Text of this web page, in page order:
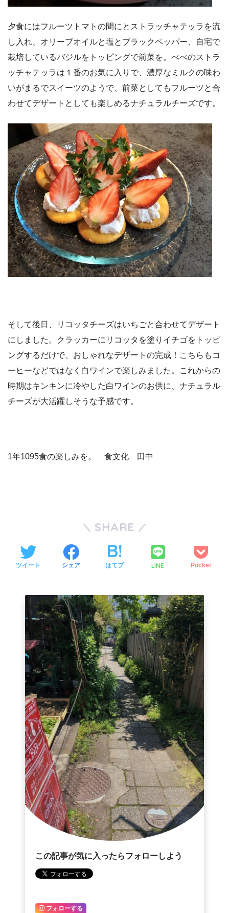
夕食にはフルーツトマトの間にとストラッチャテッラを流
し入れ、オリーブオイルと塩とブラックペッパー、自宅で
栽培しているバジルをトッピングで前菜を。べべのストラ
ッチャテッラは１番のお気に入りで、濃厚なミルクの味わ
いがまるでスイーツのようで、前菜としてもフルーツと合
わせてデザートとしても楽しめるナチュラルチーズです。
そして後日、リコッタチーズはいちごと合わせてデザート
にしました。クラッカーにリコッタを塗りイチゴをトッピ
ングするだけで、おしゃれなデザートの完成！こちらもコ
ーヒーなどではなく白ワインで楽しみました。これからの
時期はキンキンに冷やした白ワインのお供に、ナチュラル
チーズが大活躍しそうな予感です。
1年1095食の楽しみを。 食文化 田中
SHARE
ツイート シェア はてブ LINE Pocket
この記事が気に入ったらフォローしよう
フォローする